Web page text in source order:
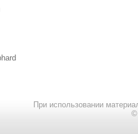
При использовании